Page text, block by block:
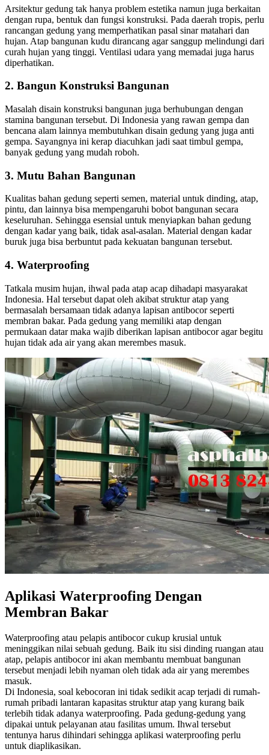
Arsitektur gedung tak hanya problem estetika namun juga berkaitan
dengan rupa, bentuk dan fungsi konstruksi. Pada daerah tropis, perlu
rancangan gedung yang memperhatikan pasal sinar matahari dan
hujan. Atap bangunan kudu dirancang agar sanggup melindungi dari
curah hujan yang tinggi. Ventilasi udara yang memadai juga harus
diperhatikan.
2. Bangun Konstruksi Bangunan
Masalah disain konstruksi bangunan juga berhubungan dengan
stamina bangunan tersebut. Di Indonesia yang rawan gempa dan
bencana alam lainnya membutuhkan disain gedung yang juga anti
gempa. Sayangnya ini kerap diacuhkan jadi saat timbul gempa,
banyak gedung yang mudah roboh.
3. Mutu Bahan Bangunan
Kualitas bahan gedung seperti semen, material untuk dinding, atap,
pintu, dan lainnya bisa mempengaruhi bobot bangunan secara
keseluruhan. Sehingga esensial untuk menyiapkan bahan gedung
dengan kadar yang baik, tidak asal-asalan. Material dengan kadar
buruk juga bisa berbuntut pada kekuatan bangunan tersebut.
4. Waterproofing
Tatkala musim hujan, ihwal pada atap acap dihadapi masyarakat
Indonesia. Hal tersebut dapat oleh akibat struktur atap yang
bermasalah bersamaan tidak adanya lapisan antibocor seperti
membran bakar. Pada gedung yang memiliki atap dengan
permukaan datar maka wajib diberikan lapisan antibocor agar begitu
hujan tidak ada air yang akan merembes masuk.
Aplikasi Waterproofing Dengan
Membran Bakar
Waterproofing atau pelapis antibocor cukup krusial untuk
meninggikan nilai sebuah gedung. Baik itu sisi dinding ruangan atau
atap, pelapis antibocor ini akan membantu membuat bangunan
tersebut menjadi lebih nyaman oleh tidak ada air yang merembes
masuk.
Di Indonesia, soal kebocoran ini tidak sedikit acap terjadi di rumah-
rumah pribadi lantaran kapasitas struktur atap yang kurang baik
terlebih tidak adanya waterproofing. Pada gedung-gedung yang
dipakai untuk pelayanan atau fasilitas umum. Ihwal tersebut
tentunya harus dihindari sehingga aplikasi waterproofing perlu
untuk diaplikasikan.